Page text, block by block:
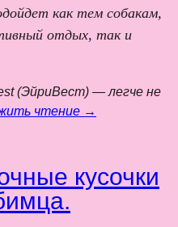
как тем собакам,
отдых, так и
(ЭйриВест) — легче не
чтение →
кусочки